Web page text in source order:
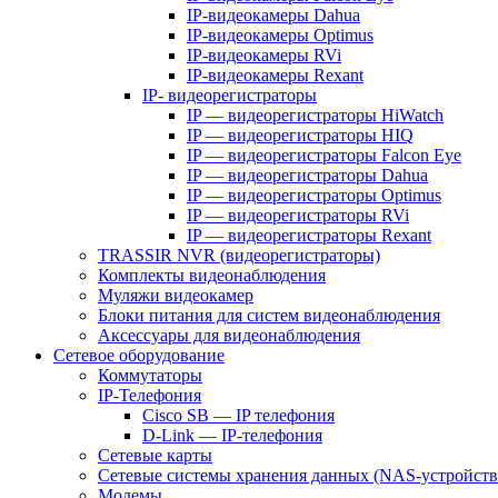
IP-видеокамеры Dahua
IP-видеокамеры Optimus
IP-видеокамеры RVi
IP-видеокамеры Rexant
IP- видеорегистраторы
IP — видеорегистраторы HiWatch
IP — видеорегистраторы HIQ
IP — видеорегистраторы Falcon Eye
IP — видеорегистраторы Dahua
IP — видеорегистраторы Optimus
IP — видеорегистраторы RVi
IP — видеорегистраторы Rexant
TRASSIR NVR (видеорегистраторы)
Комплекты видеонаблюдения
Муляжи видеокамер
Блоки питания для систем видеонаблюдения
Аксессуары для видеонаблюдения
Сетевое оборудование
Коммутаторы
IP-Телефония
Cisco SB — IP телефония
D-Link — IP-телефония
Сетевые карты
Сетевые системы хранения данных (NAS-